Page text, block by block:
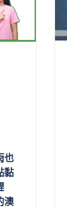
也
黏
澳